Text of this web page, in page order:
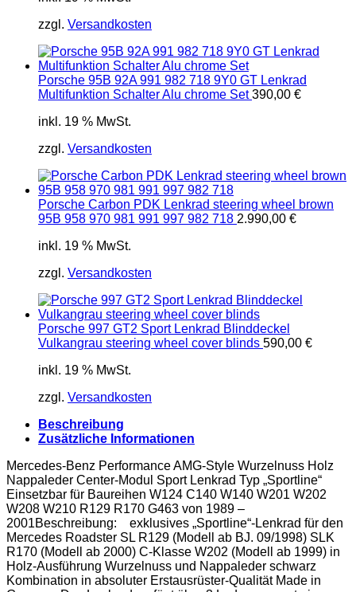
zzgl. Versandkosten
Porsche 95B 92A 991 982 718 9Y0 GT Lenkrad
Multifunktion Schalter Alu chrome Set 390,00 €
inkl. 19 % MwSt.
zzgl. Versandkosten
Porsche Carbon PDK Lenkrad steering wheel brown
95B 958 970 981 991 997 982 718 2.990,00 €
inkl. 19 % MwSt.
zzgl. Versandkosten
Porsche 997 GT2 Sport Lenkrad Blinddeckel
Vulkangrau steering wheel cover blinds 590,00 €
inkl. 19 % MwSt.
zzgl. Versandkosten
Beschreibung
Zusätzliche Informationen
Mercedes-Benz Performance AMG-Style Wurzelnuss Holz
Nappaleder Center-Modul Sport Lenkrad Typ „Sportline“
Einsetzbar für Baureihen W124 C140 W140 W201 W202
W208 W210 R129 R170 G463 von 1989 –
2001Beschreibung: exklusives „Sportline“-Lenkrad für den
Mercedes Roadster SL R129 (Modell ab BJ. 09/1998) SLK
R170 (Modell ab 2000) C-Klasse W202 (Modell ab 1999) in
Holz-Ausführung Wurzelnuss und Nappaleder schwarz
Kombination in absoluter Erstausrüster-Qualität Made in